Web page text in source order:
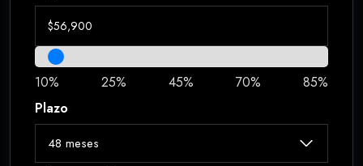
10% 25% 45% 70%
85%
Plazo